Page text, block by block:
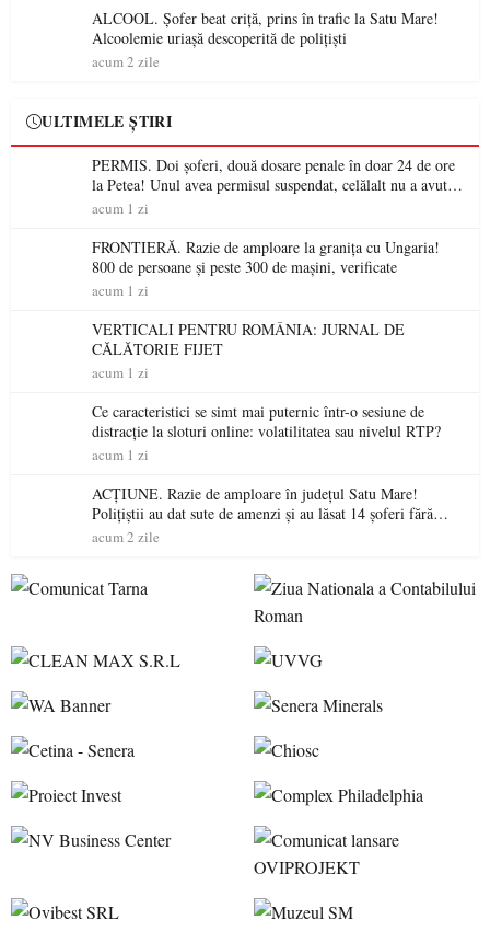
ALCOOL. Șofer beat criță, prins în trafic la Satu Mare!
Alcoolemie uriașă descoperită de polițiști
acum 2 zile
ULTIMELE ȘTIRI
PERMIS. Doi șoferi, două dosare penale în doar 24 de ore
la Petea! Unul avea permisul suspendat, celălalt nu a avut
niciodată permis
acum 1 zi
FRONTIERĂ. Razie de amploare la granița cu Ungaria!
800 de persoane și peste 300 de mașini, verificate
acum 1 zi
VERTICALI PENTRU ROMÂNIA: JURNAL DE
CĂLĂTORIE FIJET
acum 1 zi
Ce caracteristici se simt mai puternic într-o sesiune de
distracție la sloturi online: volatilitatea sau nivelul RTP?
acum 1 zi
ACȚIUNE. Razie de amploare în județul Satu Mare!
Polițiștii au dat sute de amenzi și au lăsat 14 șoferi fără
permis într-o singură zi
acum 2 zile